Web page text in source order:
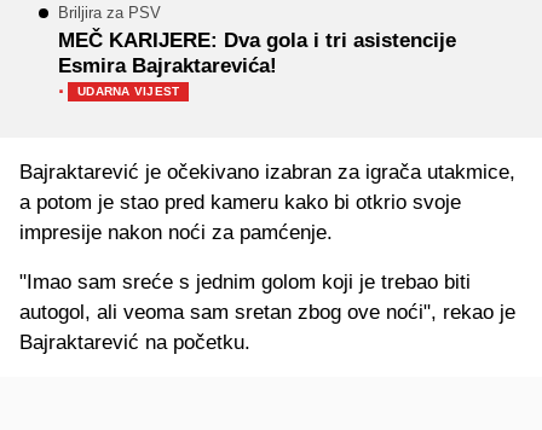
Briljira za PSV
MEČ KARIJERE: Dva gola i tri asistencije
Esmira Bajraktarevića!
· UDARNA VIJEST
Bajraktarević je očekivano izabran za igrača utakmice,
a potom je stao pred kameru kako bi otkrio svoje
impresije nakon noći za pamćenje.
"Imao sam sreće s jednim golom koji je trebao biti
autogol, ali veoma sam sretan zbog ove noći", rekao je
Bajraktarević na početku.